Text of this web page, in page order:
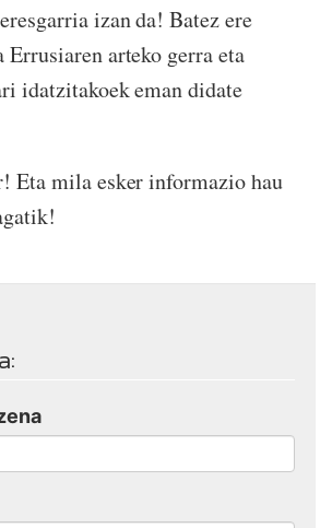
izan da! Batez ere
Errusiaren arteko gerra eta
idatzitakoek eman didate
Eta mila esker informazio hau